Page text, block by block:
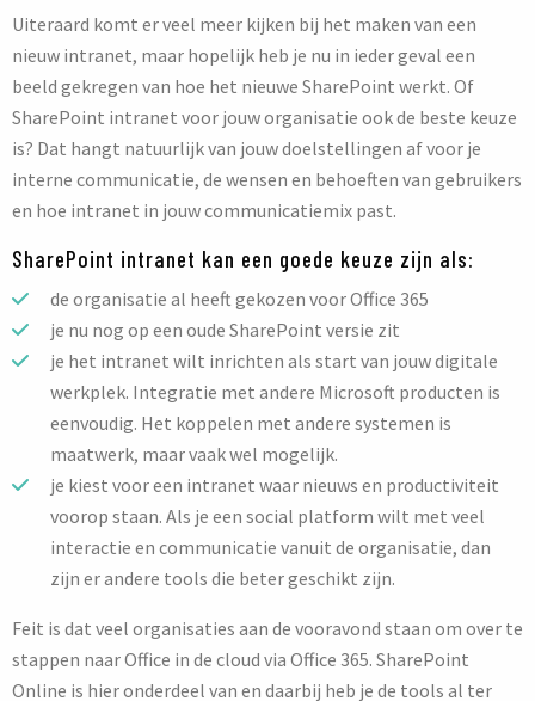
Uiteraard komt er veel meer kijken bij het maken van een
nieuw intranet, maar hopelijk heb je nu in ieder geval een
beeld gekregen van hoe het nieuwe SharePoint werkt. Of
SharePoint intranet voor jouw organisatie ook de beste keuze
is? Dat hangt natuurlijk van jouw doelstellingen af voor je
interne communicatie, de wensen en behoeften van gebruikers
en hoe intranet in jouw communicatiemix past.
SharePoint intranet kan een goede keuze zijn als:
de organisatie al heeft gekozen voor Office 365
je nu nog op een oude SharePoint versie zit
je het intranet wilt inrichten als start van jouw digitale
werkplek. Integratie met andere Microsoft producten is
eenvoudig. Het koppelen met andere systemen is
maatwerk, maar vaak wel mogelijk.
je kiest voor een intranet waar nieuws en productiviteit
voorop staan. Als je een social platform wilt met veel
interactie en communicatie vanuit de organisatie, dan
zijn er andere tools die beter geschikt zijn.
Feit is dat veel organisaties aan de vooravond staan om over te
stappen naar Office in de cloud via Office 365. SharePoint
Online is hier onderdeel van en daarbij heb je de tools al ter